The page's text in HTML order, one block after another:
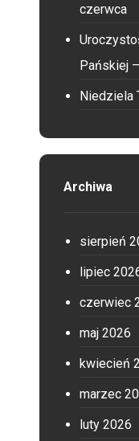
czerwca
Pańskiej
Niedziela
Archiwa
sierpień
lipiec
czerwiec
maj 2026
kwiecień
marzec
luty 2026